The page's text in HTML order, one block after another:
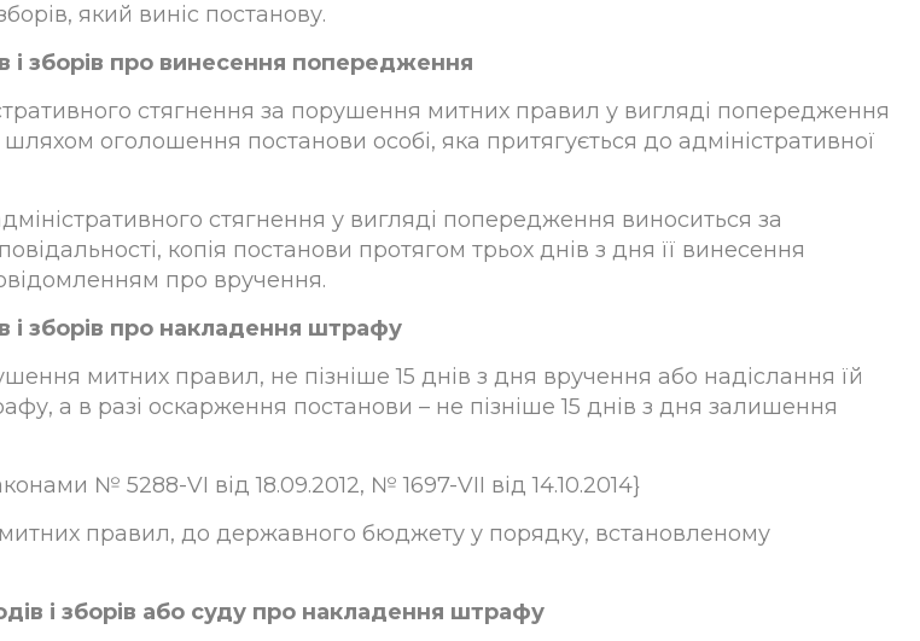
який виніс постанову.
і зборів про винесення попередження
стягнення за порушення митних правил у вигляді попередження
оголошення постанови особі, яка притягується до адміністративної
стягнення у вигляді попередження виноситься за
копія постанови протягом трьох днів з дня її винесення
про вручення.
і зборів про накладення штрафу
митних правил, не пізніше 15 днів з дня вручення або надіслання їй
а в разі оскарження постанови – не пізніше 15 днів з дня залишення
№ 5288-VI від 18.09.2012, № 1697-VII від 14.10.2014}
правил, до державного бюджету у порядку, встановленому
і зборів або суду про накладення штрафу